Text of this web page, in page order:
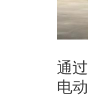
通
电